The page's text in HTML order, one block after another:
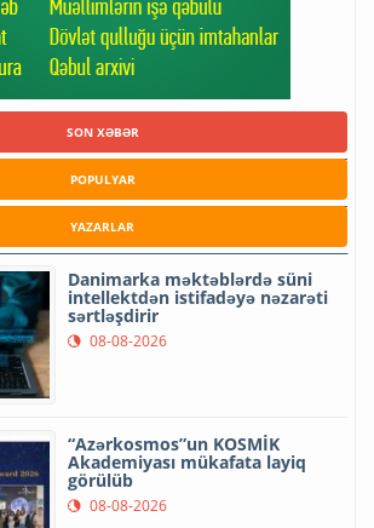
SON XƏBƏR
POPULYAR
YAZARLAR
Danimarka məktəblərdə süni
intellektdən istifadəyə nəzarəti
sərtləşdirir
08-08-2026
“Azərkosmos”un KOSMİK
Akademiyası mükafata layiq
görülüb
08-08-2026